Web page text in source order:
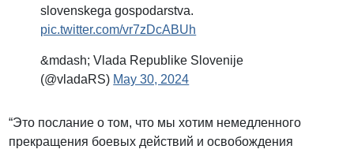
slovenskega gospodarstva.
pic.twitter.com/vr7zDcABUh
&mdash; Vlada Republike Slovenije
(@vladaRS) May 30, 2024
“Это послание о том, что мы хотим немедленного
прекращения боевых действий и освобождения